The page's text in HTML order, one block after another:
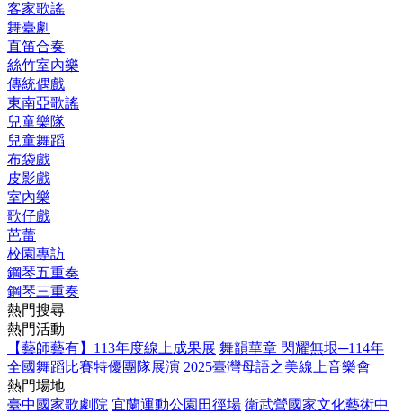
客家歌謠
舞臺劇
直笛合奏
絲竹室內樂
傳統偶戲
東南亞歌謠
兒童樂隊
兒童舞蹈
布袋戲
皮影戲
室內樂
歌仔戲
芭蕾
校園專訪
鋼琴五重奏
鋼琴三重奏
熱門搜尋
熱門活動
【藝師藝有】113年度線上成果展 舞韻華章 閃耀無垠─114年
全國舞蹈比賽特優團隊展演 2025臺灣母語之美線上音樂會
熱門場地
臺中國家歌劇院 宜蘭運動公園田徑場 衛武營國家文化藝術中